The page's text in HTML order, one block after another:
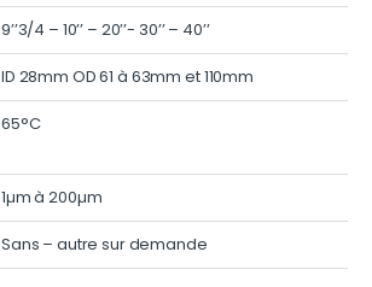
9’’3/4 – 10’’ – 20’’- 30’’ – 40’’
ID 28mm OD 61 à 63mm et 110mm
65°C
1µm à 200µm
Sans – autre sur demande